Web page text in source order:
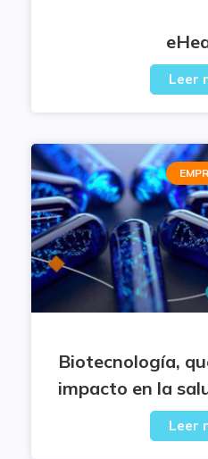
Leer
Biotecnología,
impacto en la
Leer